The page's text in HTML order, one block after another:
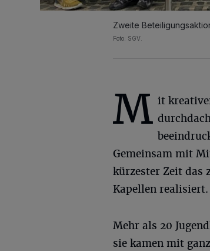
Zweite
Foto: SGV.
M it
Gemeinsam mit
kürzester Zeit das
Kapellen realisiert.
Mehr als 20
sie kamen mit